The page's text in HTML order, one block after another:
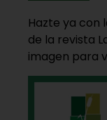
Hazte ya con
de la revista
imagen para